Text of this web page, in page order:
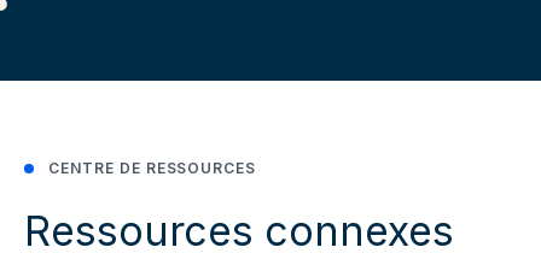
CENTRE DE RESSOURCES
Ressources connexes